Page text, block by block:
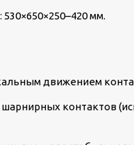
мм.
движением
контактов